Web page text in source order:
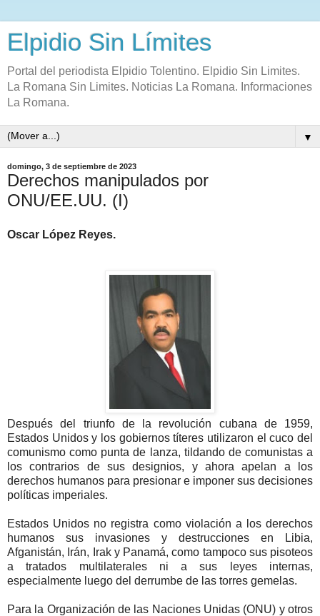
Elpidio Sin Límites
Portal del periodista Elpidio Tolentino. Elpidio Sin Limites.
La Romana Sin Limites. Noticias La Romana. Informaciones
La Romana.
▼
domingo, 3 de septiembre de 2023
Derechos manipulados por
ONU/EE.UU. (I)
Oscar López Reyes.
Después del triunfo de la revolución cubana de 1959,
Estados Unidos y los gobiernos títeres utilizaron el cuco del
comunismo como punta de lanza, tildando de comunistas a
los contrarios de sus designios, y ahora apelan a los
derechos humanos para presionar e imponer sus decisiones
políticas imperiales.
Estados Unidos no registra como violación a los derechos
humanos sus invasiones y destrucciones en Libia,
Afganistán, Irán, Irak y Panamá, como tampoco sus pisoteos
a tratados multilaterales ni a sus leyes internas,
especialmente luego del derrumbe de las torres gemelas.
Para la Organización de las Naciones Unidas (ONU) y otros